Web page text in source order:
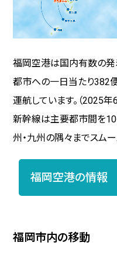
福岡空港は国内有数の発
都市への一日当たり382
運航しています。（2025年
新幹線は主要都市間を10
州・九州の隅々までスム
福岡空港の情報
福岡市内の移動